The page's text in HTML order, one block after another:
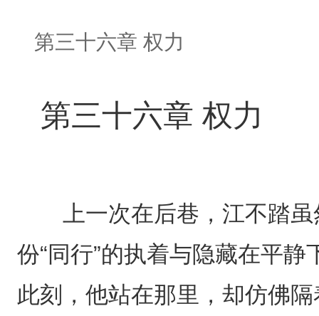
第三十六章 权力
第三十六章 权力
上一次在后巷，江不踏虽
份“同行”的执着与隐藏在平
此刻，他站在那里，却仿佛